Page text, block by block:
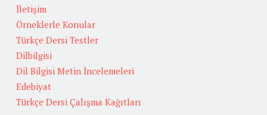
İletişim
Örneklerle Konular
Türkçe Dersi Testler
Dilbilgisi
Dil Bilgisi Metin İncelemeleri
Edebiyat
Türkçe Dersi Çalışma Kağıtları